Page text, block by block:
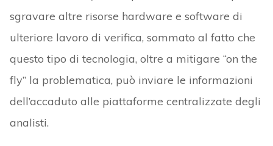
sgravare altre risorse hardware e software di
ulteriore lavoro di verifica, sommato al fatto che
questo tipo di tecnologia, oltre a mitigare “on the
fly” la problematica, può inviare le informazioni
dell’accaduto alle piattaforme centralizzate degli
analisti.